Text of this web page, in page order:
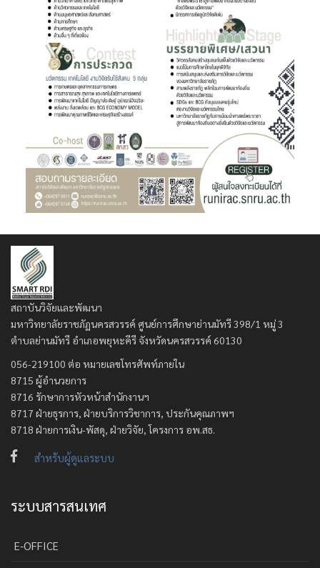
สถาบันวิจัยและพัฒนา
มหาวิทยาลัยราชภัฏนครสวรรค์ ศูนย์การศึกษาย่านมัทรี 398/1 หมู่ 3
ตำบลย่านมัทรี อำเภอพยุหะคีรี จังหวัดนครสวรรค์ 60130
056-219100 ต่อ หมายเลขโทรศัพท์ภายใน
8715 ผู้อำนวยการ
8716 รักษาการหัวหน้าสำนักงานฯ
8717 ฝ่ายธุรการ, ฝ่ายบริการวิชาการ, ประกันคุณภาพฯ
8718 ฝ่ายการเงิน-พัสดุ, ฝ่ายวิจัย, โครงการ อพ.สธ.
สำหรับผู้ดูแลระบบ
ระบบสารสนเทศ
E-OFFICE